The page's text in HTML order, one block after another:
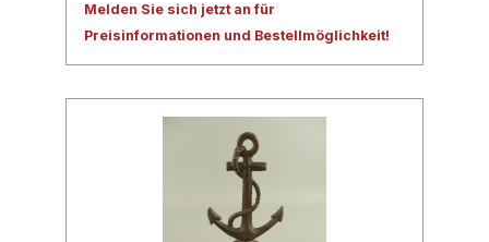
Melden Sie sich jetzt an für
Preisinformationen und Bestellmöglichkeit!